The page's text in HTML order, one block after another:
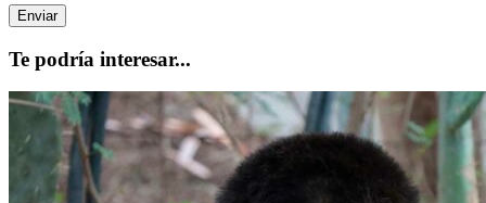
Te podría interesar...